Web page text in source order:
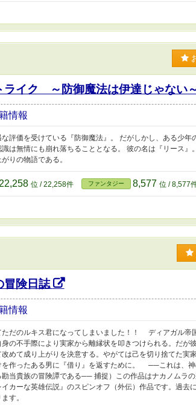
ライク ～防御魔法は伊達じゃない
情報
評価を受けている『防御魔法』。 だがしかし、ある少年
は無情にも崩れ落ちることとなる。 彼の名は『リース』
りの物語である。
22,258 位 / 22,258件 ファンタジー 8,577 位 / 8,577
険日誌
情報
だのルキス君になってしまいました！！ ディアガル帝
の不手際により実家から離縁状を叩きつけられる。だが
めて成り上がりを決意する。やがては己を切り捨てた実
を作ったある男に『借り』を返すために。 ──これは、
当貴族の冒険譚である── 捕捉）この作品はナカノムラ
カーな英雄伝説』のスピンオフ（外伝）作品です。過去
す。